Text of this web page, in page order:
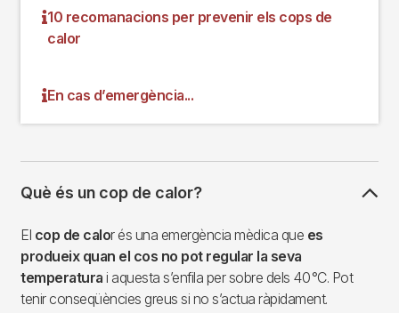
10 recomanacions per prevenir els cops de
calor
En cas d’emergència...
Què és un cop de calor?
El cop de calor és una emergència mèdica que es
produeix quan el cos no pot regular la seva
temperatura i aquesta s’enfila per sobre dels 40 °C. Pot
tenir conseqüències greus si no s’actua ràpidament.